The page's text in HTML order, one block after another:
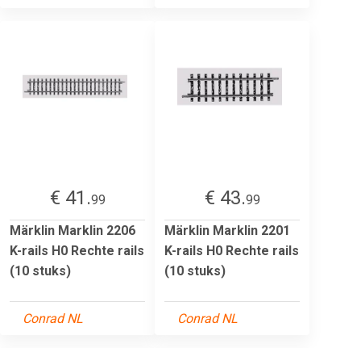
€ 41.99
Märklin Marklin 2206
K-rails H0 Rechte rails
(10 stuks)
Conrad NL
€ 43.99
Märklin Marklin 2201
K-rails H0 Rechte rails
(10 stuks)
Conrad NL